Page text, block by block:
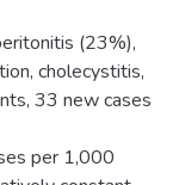
(23%),
cholecystitis,
33 new cases
per 1,000